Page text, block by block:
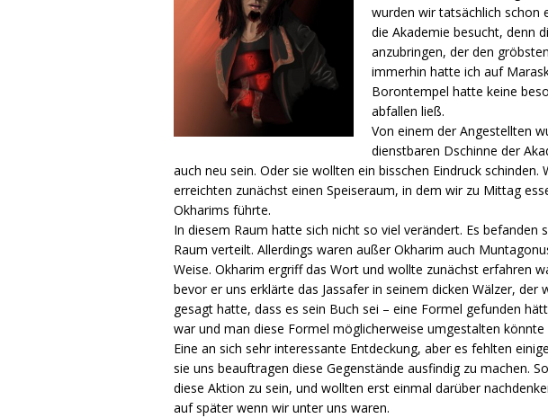
wurden wir tatsächlich schon
die Akademie besucht, denn
anzubringen, der den
immerhin hatte ich auf
Borontempel hatte keine
abfallen ließ.
Von einem der Angestellten
dienstbaren Dschinne der
auch neu sein. Oder sie wollten ein bisschen Eindruck
erreichten zunächst einen Speiseraum, in dem wir zu Mittag
Okharims führte.
In diesem Raum hatte sich nicht so viel verändert. Es
Raum verteilt. Allerdings waren außer Okharim auch
Weise. Okharim ergriff das Wort und wollte zunächst erfahren
bevor er uns erklärte das Jassafer in seinem dicken Wälzer,
gesagt hatte, dass es sein Buch sei – eine Formel gefunden
war und man diese Formel möglicherweise umgestalten
Eine an sich sehr interessante Entdeckung, aber es fehlten
sie uns beauftragen diese Gegenstände ausfindig zu machen.
diese Aktion zu sein, und wollten erst einmal darüber
auf später wenn wir unter uns waren.